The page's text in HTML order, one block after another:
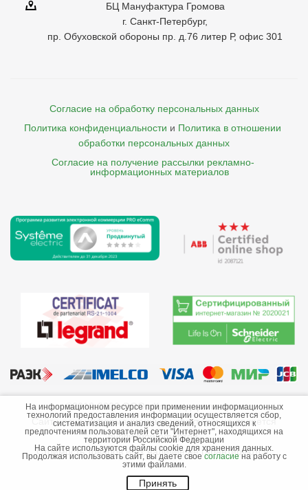
БЦ Мануфактура Громова
г. Санкт-Петербург,
пр. Обуховской обороны пр. д.76 литер Р, офис 301
Согласие на обработку персональных данных
Политика конфиденциальности и Политика в отношении
обработки персональных данных
Согласие на получение рассылки рекламно-
    информационных материалов
©2013-2026 ООО «Краснодарэлектро»
Сайт носит информационный характер и не является
публичной офертой.
Стоимость товаров и их наличие не гарантируются.
На информационном ресурсе при применении информационных
технологий предоставления информации осуществляется сбор,
систематизация и анализ сведений, относящихся к
предпочтениям пользователей сети "Интернет", находящихся на
территории Российской Федерации
На сайте используются файлы cookie для хранения данных.
Продолжая использовать сайт, вы даете свое согласие на работу с
этими файлами.
Принять